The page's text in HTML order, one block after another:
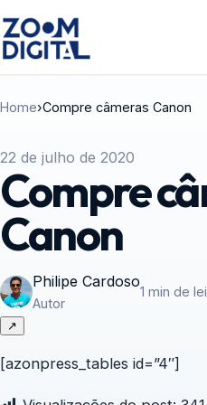
Home›Compre câmeras Canon
22 de julho de 2020
Compre
Canon
Philipe Cardoso
Autor
1 min de
↗
[azonpress_tables id=”4″]